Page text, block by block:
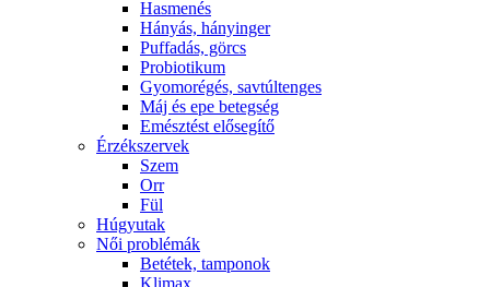
Hasmenés
Hányás, hányinger
Puffadás, görcs
Probiotikum
Gyomorégés, savtúltenges
Máj és epe betegség
Emésztést elősegítő
Érzékszervek
Szem
Orr
Fül
Húgyutak
Női problémák
Betétek, tamponok
Klimax